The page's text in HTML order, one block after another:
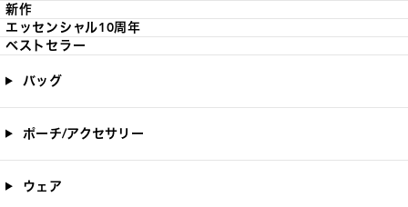
新作
エッセンシャル10周年
ベストセラー
バッグ
ポーチ/アクセサリー
ウェア